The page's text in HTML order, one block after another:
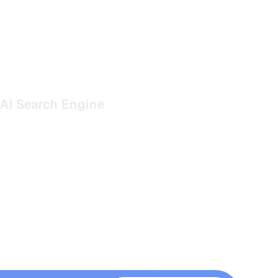
AI Search Engine Optimization